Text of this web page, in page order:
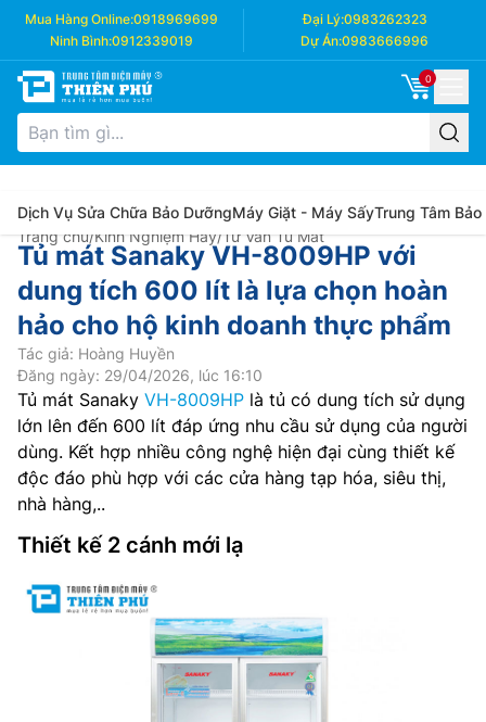
Mua Hàng Online:0918969699 Đại Lý:0983262323
Ninh Bình:0912339019 Dự Án:0983666996
0
Dịch Vụ Sửa Chữa Bảo DưỡngMáy Giặt - Máy SấyTrung Tâm Bảo
Trang chủ/Kinh Nghiệm Hay/Tư Vấn Tủ Mát
Tủ mát Sanaky VH-8009HP với
dung tích 600 lít là lựa chọn hoàn
hảo cho hộ kinh doanh thực phẩm
Tác giả: Hoàng Huyền
Đăng ngày: 29/04/2026, lúc 16:10
Tủ mát Sanaky VH-8009HP là tủ có dung tích sử dụng
lớn lên đến 600 lít đáp ứng nhu cầu sử dụng của người
dùng. Kết hợp nhiều công nghệ hiện đại cùng thiết kế
độc đáo phù hợp với các cửa hàng tạp hóa, siêu thị,
nhà hàng,..
Thiết kế 2 cánh mới lạ